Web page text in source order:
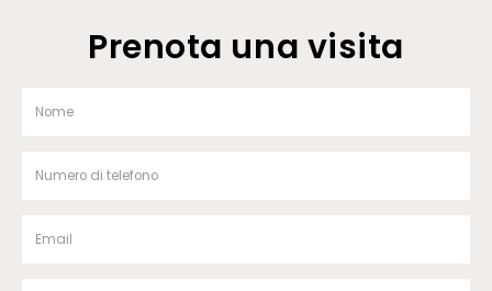
Prenota una visita